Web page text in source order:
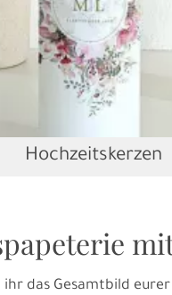
Hochzeitskerzen
das Gesamtbild